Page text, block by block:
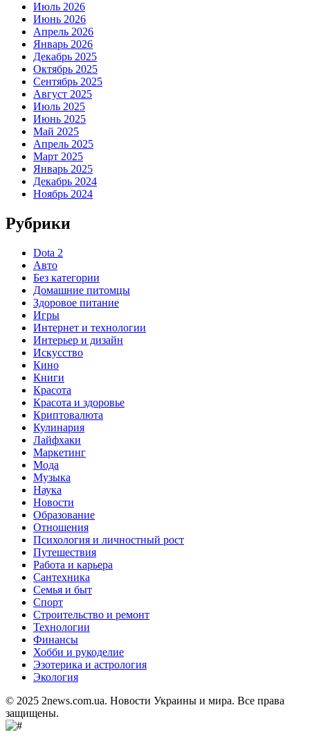
Июль 2026
Июнь 2026
Апрель 2026
Январь 2026
Декабрь 2025
Октябрь 2025
Сентябрь 2025
Август 2025
Июль 2025
Июнь 2025
Май 2025
Апрель 2025
Март 2025
Январь 2025
Декабрь 2024
Ноябрь 2024
Рубрики
Dota 2
Авто
Без категории
Домашние питомцы
Здоровое питание
Игры
Интернет и технологии
Интерьер и дизайн
Искусство
Кино
Книги
Красота
Красота и здоровье
Криптовалюта
Кулинария
Лайфхаки
Маркетинг
Мода
Музыка
Наука
Новости
Образование
Отношения
Психология и личностный рост
Путешествия
Работа и карьера
Сантехника
Семья и быт
Спорт
Строительство и ремонт
Технологии
Финансы
Хобби и рукоделие
Эзотерика и астрология
Экология
© 2025 2news.com.ua. Новости Украины и мира. Все права
защищены.